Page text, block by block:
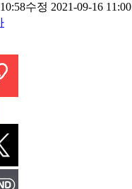
수정 2021-09-16 11:00